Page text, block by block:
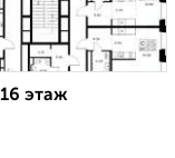
этаж